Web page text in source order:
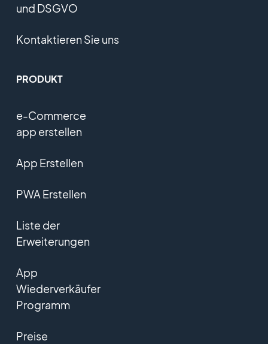
und DSGVO
Kontaktieren Sie uns
PRODUKT
e-Commerce
app erstellen
App Erstellen
PWA Erstellen
Liste der
Erweiterungen
App
Wiederverkäufer
Programm
Preise